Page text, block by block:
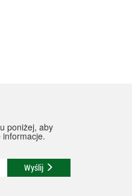
poniżej, aby
Wyślij